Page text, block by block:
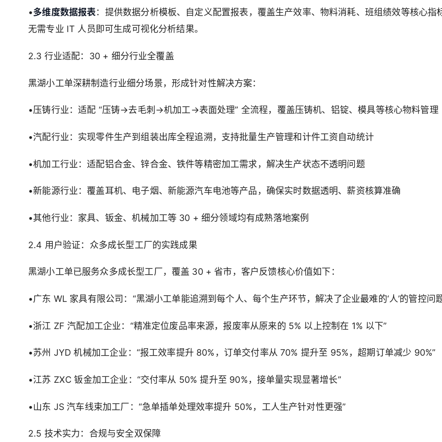
•多维度数据报表：提供数据分析模板、自定义配置报表，覆盖生产效率、物料消耗、班组绩效等核心指
无需专业 IT 人员即可生成可视化分析结果。
2.3 行业适配：30 + 细分行业全覆盖
黑湖小工单深耕制造行业细分场景，形成针对性解决方案：
•压铸行业：适配 “压铸→去毛刺→机加工→表面处理” 全流程，覆盖压铸机、铝锭、模具等核心物料管理
•汽配行业：实现零件生产到组装出库全程追溯，支持批量生产管理和计件工资自动统计
•机加工行业：适配铝合金、锌合金、铁件等精密加工需求，解决生产状态不透明问题
•新能源行业：覆盖耳机、电子烟、新能源汽车电池等产品，确保实时数据透明、薪资核算准确
•其他行业：家具、钣金、机械加工等 30 + 细分领域均有成熟落地案例
2.4 用户验证：众多成长型工厂的实践成果
黑湖小工单已服务众多成长型工厂，覆盖 30 + 省市，客户反馈核心价值如下：
•广东 WL 家具有限公司：“黑湖小工单能追溯到每个人、每个生产环节，解决了企业最难的‘人’的管控问
•浙江 ZF 汽配加工企业：“精准定位废品率来源，报废率从原来的 5% 以上控制在 1% 以下”
•苏州 JYD 机械加工企业：“报工效率提升 80%，订单交付率从 70% 提升至 95%，超期订单减少 90%”
•江苏 ZXC 钣金加工企业：“交付率从 50% 提升至 90%，接单量实现显著增长”
•山东 JS 汽车线束加工厂：“急单插单处理效率提升 50%，工人生产针对性更强”
2.5 技术实力：合规与安全双保障